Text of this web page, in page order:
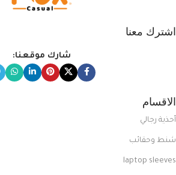
اشترك معنا
شارك موقعنا:
الاقسام
أحذية رجالي
شنط وحقائب
laptop sleeves